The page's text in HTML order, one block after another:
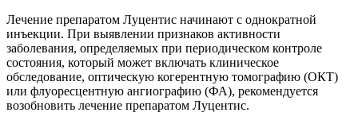
Лечение препаратом Луцентис начинают с однократной
инъекции. При выявлении признаков активности
заболевания, определяемых при периодическом контроле
состояния, который может включать клиническое
обследование, оптическую когерентную томографию (ОКТ)
или флуоресцентную ангиографию (ФА), рекомендуется
возобновить лечение препаратом Луцентис.